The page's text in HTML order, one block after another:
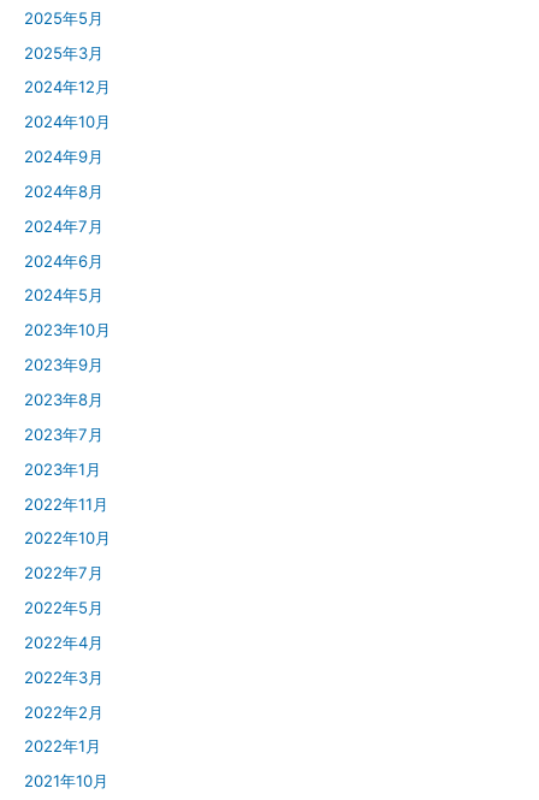
2025年5月
2025年3月
2024年12月
2024年10月
2024年9月
2024年8月
2024年7月
2024年6月
2024年5月
2023年10月
2023年9月
2023年8月
2023年7月
2023年1月
2022年11月
2022年10月
2022年7月
2022年5月
2022年4月
2022年3月
2022年2月
2022年1月
2021年10月